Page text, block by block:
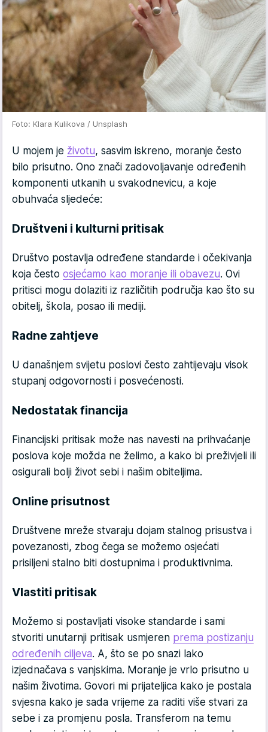
Foto: Klara Kulikova / Unsplash
U mojem je životu, sasvim iskreno, moranje često
bilo prisutno. Ono znači zadovoljavanje određenih
komponenti utkanih u svakodnevicu, a koje
obuhvaća sljedeće:
Društveni i kulturni pritisak
Društvo postavlja određene standarde i očekivanja
koja često osjećamo kao moranje ili obavezu. Ovi
pritisci mogu dolaziti iz različitih područja kao što su
obitelj, škola, posao ili mediji.
Radne zahtjeve
U današnjem svijetu poslovi često zahtijevaju visok
stupanj odgovornosti i posvećenosti.
Nedostatak financija
Financijski pritisak može nas navesti na prihvaćanje
poslova koje možda ne želimo, a kako bi preživjeli ili
osigurali bolji život sebi i našim obiteljima.
Online prisutnost
Društvene mreže stvaraju dojam stalnog prisustva i
povezanosti, zbog čega se možemo osjećati
prisiljeni stalno biti dostupnima i produktivnima.
Vlastiti pritisak
Možemo si postavljati visoke standarde i sami
stvoriti unutarnji pritisak usmjeren prema postizanju
određenih ciljeva. A, što se po snazi lako
izjednačava s vanjskima. Moranje je vrlo prisutno u
našim životima. Govori mi prijateljica kako je postala
svjesna kako je sada vrijeme za raditi više stvari za
sebe i za promjenu posla. Transferom na temu